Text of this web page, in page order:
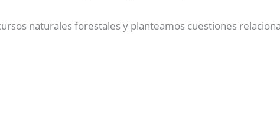
naturales forestales y planteamos cuestiones